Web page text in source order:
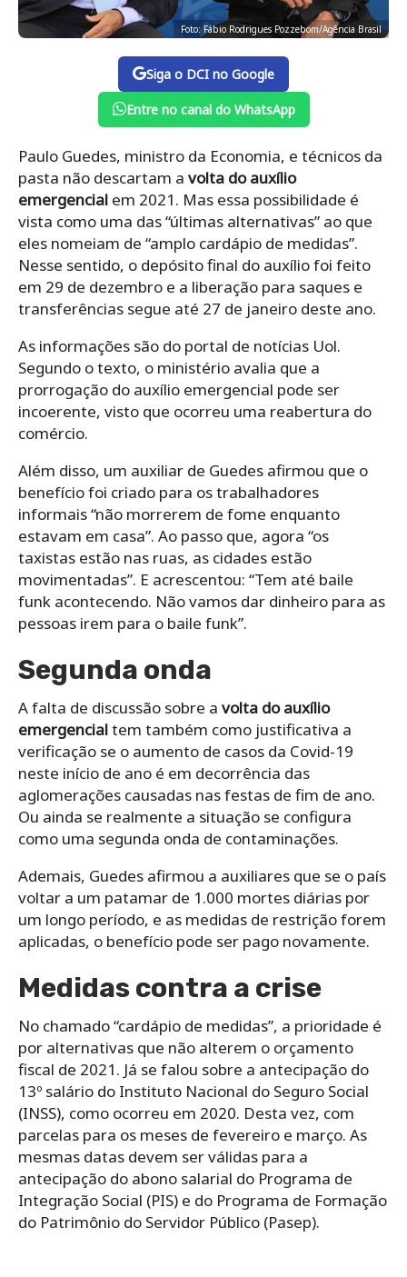
Foto: Fábio Rodrigues Pozzebom/Agência Brasil
Siga o DCI no Google
Entre no canal do WhatsApp
Paulo Guedes, ministro da Economia, e técnicos da
pasta não descartam a volta do auxílio
emergencial em 2021. Mas essa possibilidade é
vista como uma das “últimas alternativas” ao que
eles nomeiam de “amplo cardápio de medidas”.
Nesse sentido, o depósito final do auxílio foi feito
em 29 de dezembro e a liberação para saques e
transferências segue até 27 de janeiro deste ano.
As informações são do portal de notícias Uol.
Segundo o texto, o ministério avalia que a
prorrogação do auxílio emergencial pode ser
incoerente, visto que ocorreu uma reabertura do
comércio.
Além disso, um auxiliar de Guedes afirmou que o
benefício foi criado para os trabalhadores
informais “não morrerem de fome enquanto
estavam em casa”. Ao passo que, agora “os
taxistas estão nas ruas, as cidades estão
movimentadas”. E acrescentou: “Tem até baile
funk acontecendo. Não vamos dar dinheiro para as
pessoas irem para o baile funk”.
Segunda onda
A falta de discussão sobre a volta do auxílio
emergencialtem também como justificativa a
verificação se o aumento de casos da Covid-19
neste início de ano é em decorrência das
aglomerações causadas nas festas de fim de ano.
Ou ainda se realmente a situação se configura
como uma segunda onda de contaminações.
Ademais, Guedes afirmou a auxiliares que se o país
voltar a um patamar de 1.000 mortes diárias por
um longo período, e as medidas de restrição forem
aplicadas, o benefício pode ser pago novamente.
Medidas contra a crise
No chamado “cardápio de medidas”, a prioridade é
por alternativas que não alterem o orçamento
fiscal de 2021. Já se falou sobre a antecipação do
13º salário do Instituto Nacional do Seguro Social
(INSS), como ocorreu em 2020. Desta vez, com
parcelas para os meses de fevereiro e março. As
mesmas datas devem ser válidas para a
antecipação do abono salarial do Programa de
Integração Social (PIS) e do Programa de Formação
do Patrimônio do Servidor Público (Pasep).